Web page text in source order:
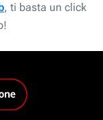
, ti basta un click